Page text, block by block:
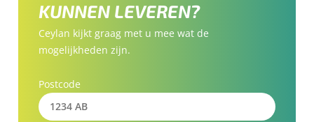
KUNNEN LEVEREN?
Ceylan kijkt graag met u mee wat de
mogelijkheden zijn.
Postcode